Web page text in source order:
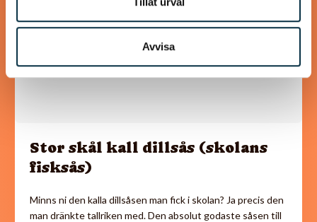
Avvisa
Stor skål kall dillsås (skolans
fisksås)
Minns ni den kalla dillsåsen man fick i skolan? Ja precis den
man dränkte tallriken med. Den absolut godaste såsen till